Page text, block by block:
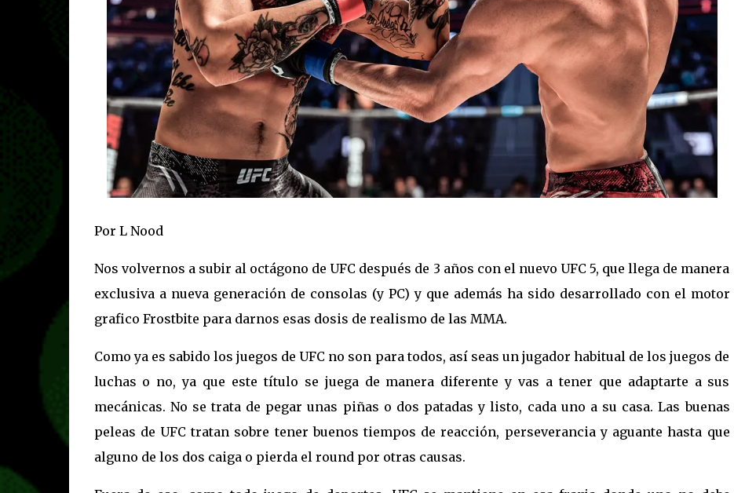
Por L Nood
Nos volvernos a subir al octágono de UFC después de 3 años con el nuevo UFC 5, que llega de manera
exclusiva a nueva generación de consolas (y PC) y que además ha sido desarrollado con el motor
grafico Frostbite para darnos esas dosis de realismo de las MMA.
Como ya es sabido los juegos de UFC no son para todos, así seas un jugador habitual de los juegos de
luchas o no, ya que este título se juega de manera diferente y vas a tener que adaptarte a sus
mecánicas. No se trata de pegar unas piñas o dos patadas y listo, cada uno a su casa. Las buenas
peleas de UFC tratan sobre tener buenos tiempos de reacción, perseverancia y aguante hasta que
alguno de los dos caiga o pierda el round por otras causas.